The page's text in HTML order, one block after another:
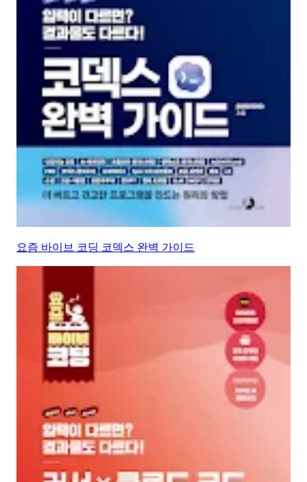
요즘 바이브 코딩 코덱스 완벽 가이드